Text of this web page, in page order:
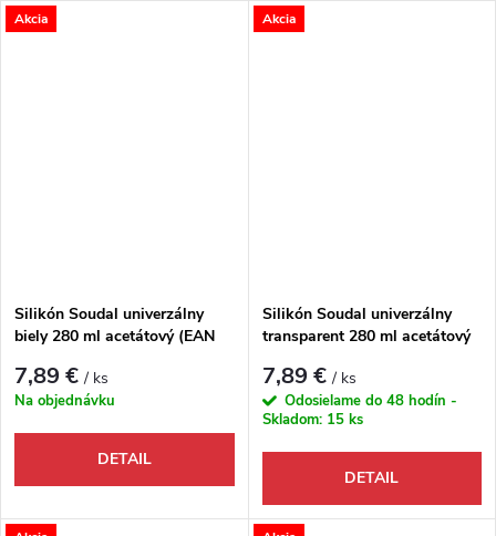
Akcia
Silikón Soudal univerzálny
biely 280 ml acetátový (EAN
7,89 €/ ks
Na objednávku
DETAIL
Akcia
Silikón Soudal univerzálny
transparent 280 ml acetátový
7,89 €/ ks
Odosielame do 48 hodín -
Skladom: 15 ks
DETAIL